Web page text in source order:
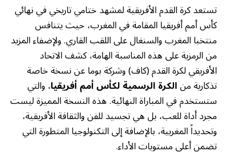
تستعد كرة القدم الأفريقية لمشهد ختامي تاريخي في نهائي
كأس أمم أفريقيا المقامة في المغرب، حيث يتنافس
منتخبا المغرب والسنغال على اللقب القاري. ولإضفاء المزيد
من الرمزية على هذه المناسبة الهامة، كشف الاتحاد
الأفريقي لكرة القدم (كاف) وشركة بوما عن نسخة خاصة
تذكارية منالكرة الرسمية لكأس أمم أفريقيا، والتي
ستستخدم في المباراة النهائية. هذه النسخة المميزة ليست
مجرد أداة للعب، بل هي تجسيد للفن والثقافة الأفريقية،
وتحديداً المغربية، بالإضافة إلى التكنولوجيا المتطورة التي
تضمن أعلى مستويات الأداء.